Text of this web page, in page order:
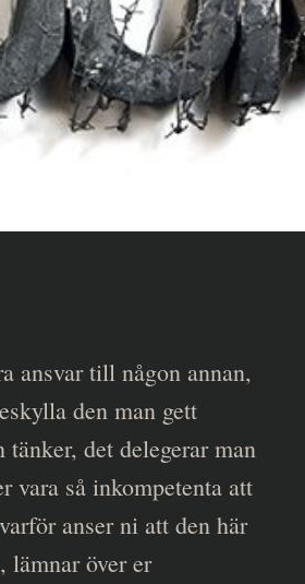
ansvar till någon annan,
den man gett
det delegerar man
så inkompetenta att
anser ni att den här
lämnar över er